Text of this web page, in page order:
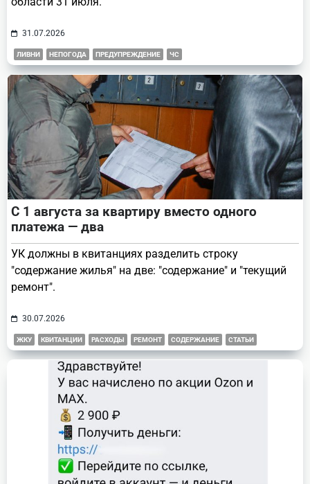
31.07.2026
ЛИВНИ НЕПОГОДА ПРЕДУПРЕЖДЕНИЕ ЧС
С 1 августа за квартиру вместо одного
платежа — два
УК должны в квитанциях разделить строку
"содержание жилья" на две: "содержание" и "текущий
ремонт".
30.07.2026
ЖКУ КВИТАНЦИИ РАСХОДЫ РЕМОНТ СОДЕРЖАНИЕ СТАТЬИ